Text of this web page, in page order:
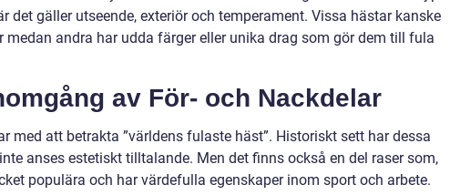
det gäller utseende, exteriör och temperament. Vissa hästar kanske
medan andra har udda färger eller unika drag som gör dem till fula
av För- och Nackdelar
med att betrakta ”världens fulaste häst”. Historiskt sett har dessa
anses estetiskt tilltalande. Men det finns också en del raser som,
populära och har värdefulla egenskaper inom sport och arbete.